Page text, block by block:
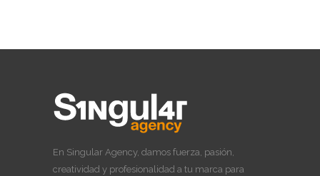
En Singular Agency, damos fuerza, pasión,
creatividad y profesionalidad a tu marca para